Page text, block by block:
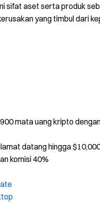
sifat aset serta produk
yang timbul dari
mata uang kripto
datang hingga
komisi 40%